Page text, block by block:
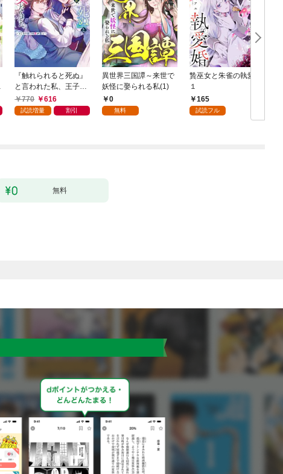
『触れられると死ぬ』
と言われた私、王子に
触れたら最強の大聖女
になりました。ところ
770 616
試読増量 割引
異世界三国譚～来世で
妖怪に娶られる私(1)
0
無料
贄巫女と朱雀の執愛婚
１
165
試読フル
無料